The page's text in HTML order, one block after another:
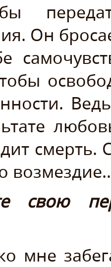
Он
смерть.
свою
мне